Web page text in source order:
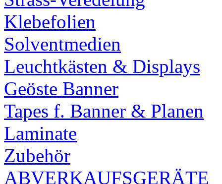
Klebefolien
Solventmedien
Leuchtkästen & Displays
Geöste Banner
Tapes f. Banner & Planen
Laminate
Zubehör
ABVERKAUFSGERÄTE